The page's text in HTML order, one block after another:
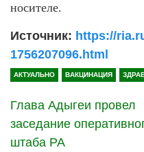
носителе.
Источник: https://
1756207096.html
АКТУАЛЬНО ВАКЦИНАЦИЯ
Глава Адыгеи провел
заседание
штаба РА